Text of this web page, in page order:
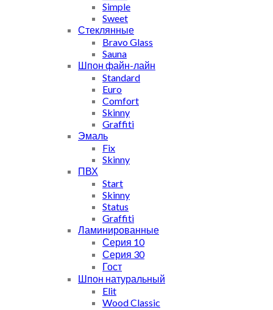
Simple
Sweet
Стеклянные
Bravo Glass
Sauna
Шпон файн-лайн
Standard
Euro
Comfort
Skinny
Graffiti
Эмаль
Fix
Skinny
ПВХ
Start
Skinny
Status
Graffiti
Ламинированные
Серия 10
Серия 30
Гост
Шпон натуральный
Elit
Wood Classic